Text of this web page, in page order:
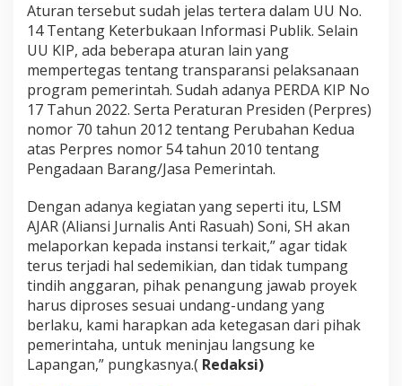
Aturan tersebut sudah jelas tertera dalam UU No.
14 Tentang Keterbukaan Informasi Publik. Selain
UU KIP, ada beberapa aturan lain yang
mempertegas tentang transparansi pelaksanaan
program pemerintah. Sudah adanya PERDA KIP No
17 Tahun 2022. Serta Peraturan Presiden (Perpres)
nomor 70 tahun 2012 tentang Perubahan Kedua
atas Perpres nomor 54 tahun 2010 tentang
Pengadaan Barang/Jasa Pemerintah.
Dengan adanya kegiatan yang seperti itu, LSM
AJAR (Aliansi Jurnalis Anti Rasuah) Soni, SH akan
melaporkan kepada instansi terkait,” agar tidak
terus terjadi hal sedemikian, dan tidak tumpang
tindih anggaran, pihak penangung jawab proyek
harus diproses sesuai undang-undang yang
berlaku, kami harapkan ada ketegasan dari pihak
pemerintaha, untuk meninjau langsung ke
Lapangan,” pungkasnya.( Redaksi)